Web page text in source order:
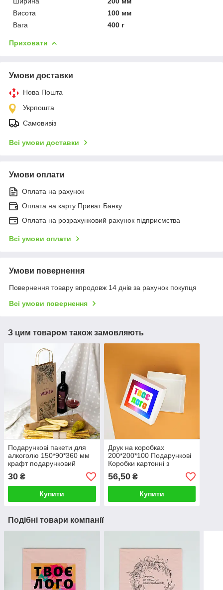
Висота
100 мм
Вага
400 г
Приховати
Умови доставки
Нова Пошта
Укрпошта
Самовивіз
Всі умови доставки
Умови оплати
Оплата на рахунок
Оплата на карту Приват Банку
Оплата на розрахунковий рахунок підприємства
Всі умови оплати
Умови повернення
Повернення товару впродовж 14 днів за рахунок покупця
Всі умови повернення
З цим товаром також замовляють
Подарункові пакети для
алкоголю 150*90*360 мм
крафт подарунковий
Пляшковий пакет під вино
з ручками
30 ₴
Купити
Друк на коробках
200*200*100 Подарункові
Коробки картонні з
логотипом
56,50₴
Купити
Подібні товари компанії